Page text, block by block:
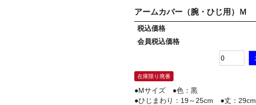
アームカバー（腕・ひじ用）Ｍ
税込価格
会員税込価格
在庫限り廃番
●Mサイズ ●色：黒
●ひじまわり：19～25cm ●丈：29cm